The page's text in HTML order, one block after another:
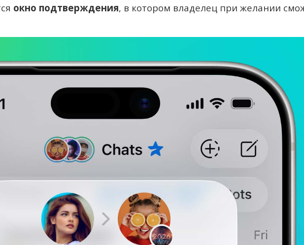
окно подтверждения, в котором владелец при желании